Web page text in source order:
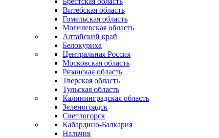
Витебская область
Гомельская область
Могилевская область
Алтайский край
Белокуриха
Центральная Россия
Московская область
Рязанская область
Тверская область
Тульская область
Калининградская область
Зеленоградск
Светлогорск
Кабардино-Балкария
Нальчик